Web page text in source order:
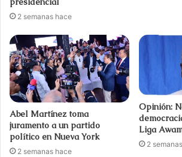
2 semanas hace
Abel Martínez toma
juramento a un partido
político en Nueva York
2 semanas hace
Opinión:
Liga
2